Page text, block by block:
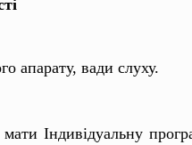
апарату, вади слуху.
Індивідуальну